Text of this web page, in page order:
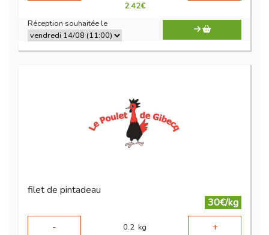
2.42€
Réception souhaitée le
filet de pintadeau
30€/kg
-
0.2 kg +